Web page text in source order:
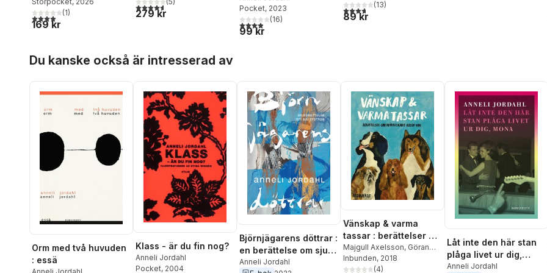
närhet) : en roman om
Ellen Key
4,0utav 5 stjärnor. Totalt antal röster:
(1)
169 kr
4,6utav 5 stjärnor. Totalt antal röster:
279 kr
Pocket, 2023
3,9utav 5 stjärnor. Totalt antal röster:
(16)
99 kr
3,7utav 5 stjärnor. Totalt antal röster:
(13)
89 kr
Du kanske också är intresserad av
Orm med två huvuden
: essä
Klass - är du fin nog?
Anneli Jordahl
Pocket, 2004
Björnjägarens döttrar :
en berättelse om sju
systrar
Anneli Jordahl
Vänskap & varma
tassar : berättelser om
människans bästa vän
Majgull Axelsson, Göran
Greider,Johan Hilton
Anneli Jordahl
Inbunden, 2018
(4)
Låt inte den här stan
plåga livet ur dig,
Mona
Anneli Jordahl